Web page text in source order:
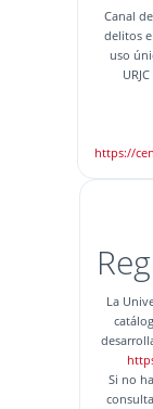
Canal
delitos
uso
URJC
https://
La
Si no